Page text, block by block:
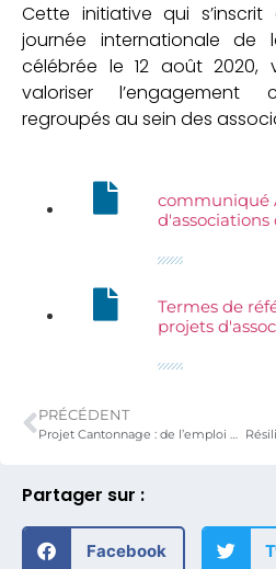
Partager sur :
Facebook
Cette initiative qui
journée internationale de
célébrée le 12 août 2020,
valoriser
regroupés au sein des
communiqué
d'associations
Termes de
projets
PRÉCÉDENT
Projet Cantonnage : de l’emploi des jeunes aux initiatives endogènes de développement communautaire